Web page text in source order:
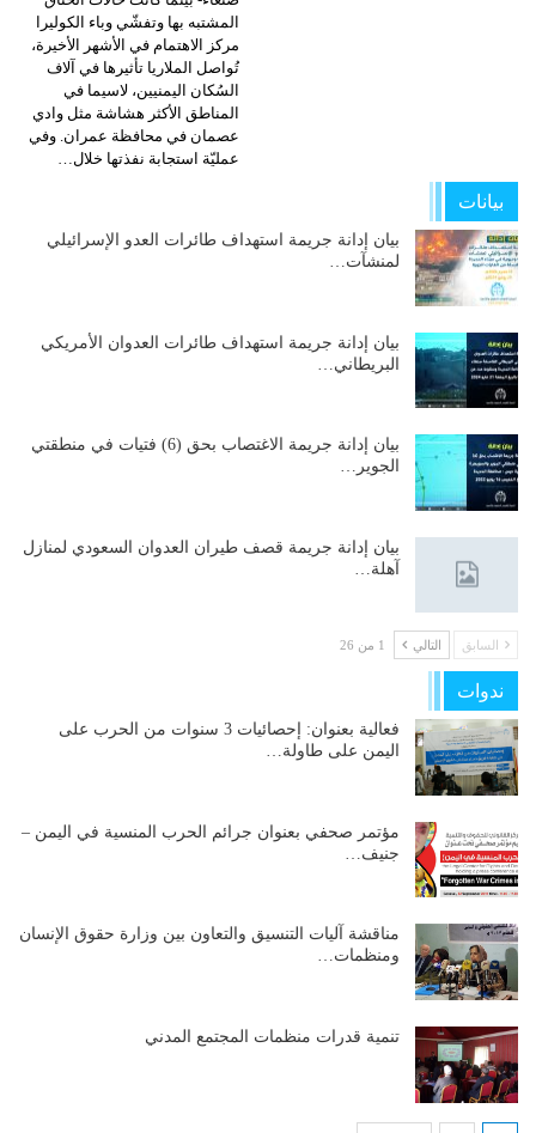
المشتبه بها وتفشّي وباء الكوليرا
مركز الاهتمام في الأشهر الأخيرة،
تُواصل الملاريا تأثيرها في آلاف
السُكان اليمنيين، لاسيما في
المناطق الأكثر هشاشة مثل وادي
عصمان في محافظة عمران. وفي
عمليّة استجابة نفذتها خلال…
بيانات
بيان إدانة جريمة استهداف طائرات العدو الإسرائيلي
لمنشآت…
بيان إدانة جريمة استهداف طائرات العدوان الأمريكي
البريطاني…
بيان إدانة جريمة الاغتصاب بحق (6) فتيات في منطقتي
الجوير…
بيان إدانة جريمة قصف طيران العدوان السعودي لمنازل
آهلة…
السابق التالي 1 من 26
ندوات
فعالية بعنوان: إحصائيات 3 سنوات من الحرب على
اليمن على طاولة…
مؤتمر صحفي بعنوان جرائم الحرب المنسية في اليمن –
جنيف…
مناقشة آليات التنسيق والتعاون بين وزارة حقوق الإنسان
ومنظمات…
تنمية قدرات منظمات المجتمع المدني